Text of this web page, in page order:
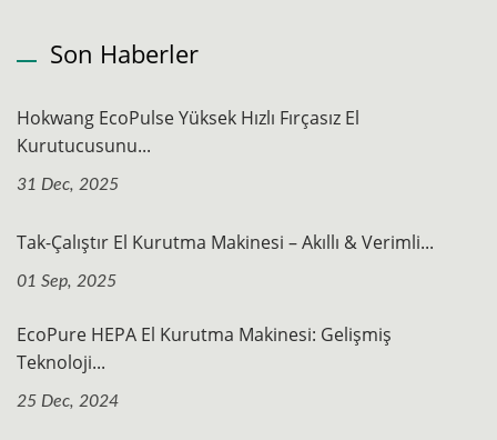
Son Haberler
Hokwang EcoPulse Yüksek Hızlı Fırçasız El
Kurutucusunu...
31 Dec, 2025
Tak-Çalıştır El Kurutma Makinesi – Akıllı & Verimli...
01 Sep, 2025
EcoPure HEPA El Kurutma Makinesi: Gelişmiş
Teknoloji...
25 Dec, 2024